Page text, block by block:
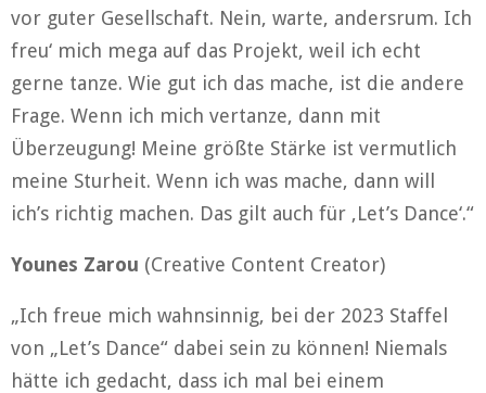
vor guter Gesellschaft. Nein, warte, andersrum. Ich
freu‘ mich mega auf das Projekt, weil ich echt
gerne tanze. Wie gut ich das mache, ist die andere
Frage. Wenn ich mich vertanze, dann mit
Überzeugung! Meine größte Stärke ist vermutlich
meine Sturheit. Wenn ich was mache, dann will
ich’s richtig machen. Das gilt auch für ‚Let’s Dance‘.“
Younes Zarou (Creative Content Creator)
„Ich freue mich wahnsinnig, bei der 2023 Staffel
von „Let’s Dance“ dabei sein zu können! Niemals
hätte ich gedacht, dass ich mal bei einem